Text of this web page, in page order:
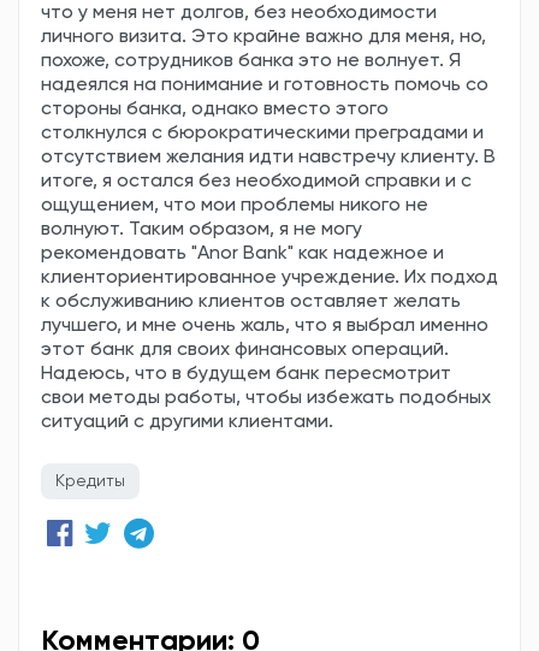
что у меня нет долгов, без необходимости
личного визита. Это крайне важно для меня, но,
похоже, сотрудников банка это не волнует. Я
надеялся на понимание и готовность помочь со
стороны банка, однако вместо этого
столкнулся с бюрократическими преградами и
отсутствием желания идти навстречу клиенту. В
итоге, я остался без необходимой справки и с
ощущением, что мои проблемы никого не
волнуют. Таким образом, я не могу
рекомендовать "Anor Bank" как надежное и
клиенториентированное учреждение. Их подход
к обслуживанию клиентов оставляет желать
лучшего, и мне очень жаль, что я выбрал именно
этот банк для своих финансовых операций.
Надеюсь, что в будущем банк пересмотрит
свои методы работы, чтобы избежать подобных
ситуаций с другими клиентами.
Кредиты
Комментарии: 0